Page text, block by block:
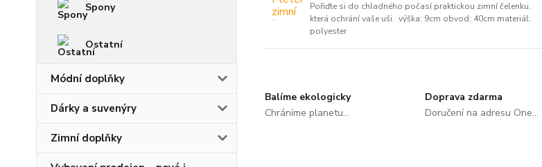
Spony
Ostatní
Módní doplňky
Dárky a suvenýry
Zimní doplňky
Pořiďte si do chladného počasí praktickou zimní čelenku,
která ochrání vaše uši. výška: 9cm obvod: 40cm materiál:
polyester
Balíme ekologicky
Chráníme planetu...
Doprava zdarma
Doručení na adresu One...